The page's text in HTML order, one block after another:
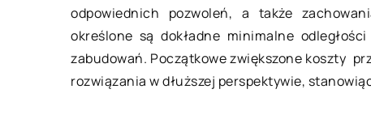
odpowiednich pozwoleń, a także
określone są dokładne minimalne
zabudowań. Początkowe zwiększone koszty
rozwiązania w dłuższej perspektywie,
23 lutego 2021
Jakie doniczki sprawdzą się w